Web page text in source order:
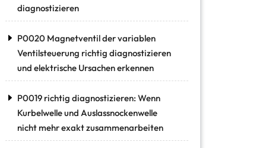
diagnostizieren
P0020 Magnetventil der variablen
Ventilsteuerung richtig diagnostizieren
und elektrische Ursachen erkennen
P0019 richtig diagnostizieren: Wenn
Kurbelwelle und Auslassnockenwelle
nicht mehr exakt zusammenarbeiten